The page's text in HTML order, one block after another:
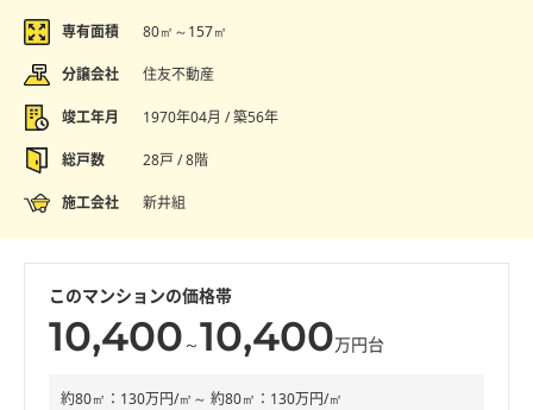
専有面積 80㎡～157㎡
分譲会社 住友不動産
竣工年月 1970年04月 / 築56年
総戸数 28戸 / 8階
施工会社 新井組
このマンションの価格帯
10,400 ～10,400万円台
約80㎡：130万円/㎡～ 約80㎡：130万円/㎡